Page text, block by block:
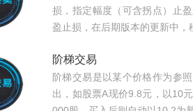
损，指定幅度（可含拐点）止
盈止损，在后期版本的更新中，
阶梯交易
阶梯交易是以某个价格作为参
出，如股票A现价9.8元，以10